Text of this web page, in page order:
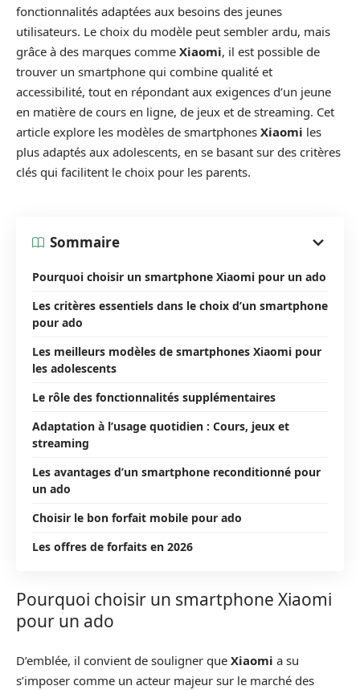
fonctionnalités adaptées aux besoins des jeunes
utilisateurs. Le choix du modèle peut sembler ardu, mais
grâce à des marques comme Xiaomi, il est possible de
trouver un smartphone qui combine qualité et
accessibilité, tout en répondant aux exigences d’un jeune
en matière de cours en ligne, de jeux et de streaming. Cet
article explore les modèles de smartphones Xiaomi les
plus adaptés aux adolescents, en se basant sur des critères
clés qui facilitent le choix pour les parents.
Sommaire
Pourquoi choisir un smartphone Xiaomi pour un ado
Les critères essentiels dans le choix d’un smartphone
pour ado
Les meilleurs modèles de smartphones Xiaomi pour
les adolescents
Le rôle des fonctionnalités supplémentaires
Adaptation à l’usage quotidien : Cours, jeux et
streaming
Les avantages d’un smartphone reconditionné pour
un ado
Choisir le bon forfait mobile pour ado
Les offres de forfaits en 2026
Pourquoi choisir un smartphone Xiaomi
pour un ado
D’emblée, il convient de souligner que Xiaomi a su
s’imposer comme un acteur majeur sur le marché des